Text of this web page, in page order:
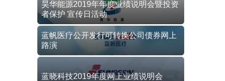
昊华能源2019年年度业绩说明会暨投资
者保护 宣传日活动
蓝帆医疗公开发行可转换公司债券网上
路演
蓝晓科技2019年度网上业绩说明会